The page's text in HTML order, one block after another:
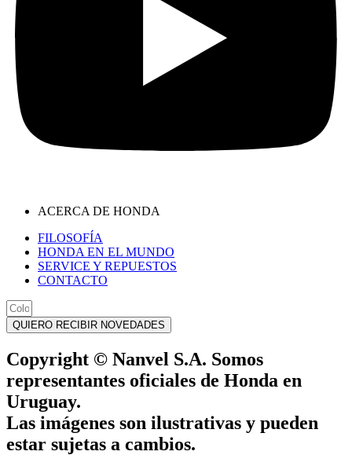
ACERCA DE HONDA
FILOSOFÍA
HONDA EN EL MUNDO
SERVICE Y REPUESTOS
CONTACTO
QUIERO RECIBIR NOVEDADES
Copyright © Nanvel S.A. Somos
representantes oficiales de Honda en
Uruguay.
Las imágenes son ilustrativas y pueden
estar sujetas a cambios.